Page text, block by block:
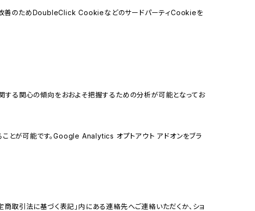
改善のためDoubleClick CookieなどのサードパーティCookieを
る関心の傾向をおおよそ把握するための分析が可能となってお
とが可能です。Google Analytics オプトアウト アドオンをブラ
取引法に基づく表記」内にある連絡先へご連絡いただくか、ショ